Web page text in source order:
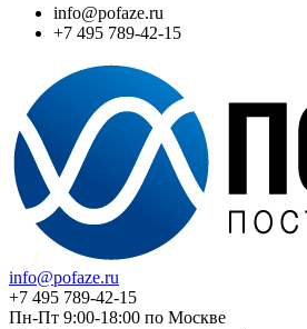
info@pofaze.ru
+7 495 789-42-15
info@pofaze.ru
+7 495 789-42-15
Пн-Пт 9:00-18:00 по Москве